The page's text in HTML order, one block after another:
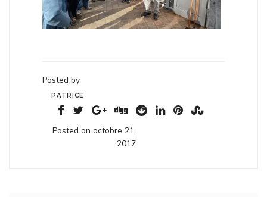
Posted by
PATRICE
Posted on octobre 21,
2017